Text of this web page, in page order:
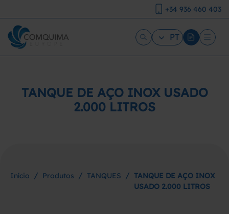
+34 936 460 403
PT
TANQUE DE AÇO INOX USADO
2.000 LITROS
Início / Produtos / TANQUES / TANQUE DE AÇO INOX
USADO 2.000 LITROS